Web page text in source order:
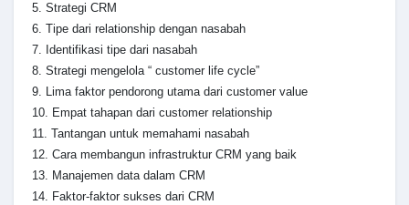
5. Strategi CRM
6. Tipe dari relationship dengan nasabah
7. Identifikasi tipe dari nasabah
8. Strategi mengelola “ customer life cycle”
9. Lima faktor pendorong utama dari customer value
10. Empat tahapan dari customer relationship
11. Tantangan untuk memahami nasabah
12. Cara membangun infrastruktur CRM yang baik
13. Manajemen data dalam CRM
14. Faktor-faktor sukses dari CRM